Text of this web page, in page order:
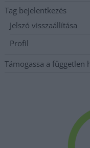
Tag bejelentkezés
Jelszó visszaállítása
Profil
Támogassa a független